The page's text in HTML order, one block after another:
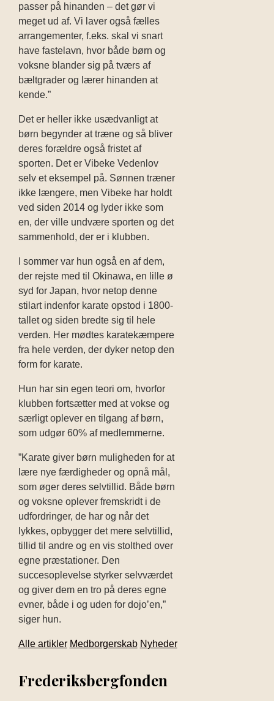
passer på hinanden – det gør vi
meget ud af. Vi laver også fælles
arrangementer, f.eks. skal vi snart
have fastelavn, hvor både børn og
voksne blander sig på tværs af
bæltgrader og lærer hinanden at
kende.”
Det er heller ikke usædvanligt at
børn begynder at træne og så bliver
deres forældre også fristet af
sporten. Det er Vibeke Vedenlov
selv et eksempel på. Sønnen træner
ikke længere, men Vibeke har holdt
ved siden 2014 og lyder ikke som
en, der ville undvære sporten og det
sammenhold, der er i klubben.
I sommer var hun også en af dem,
der rejste med til Okinawa, en lille ø
syd for Japan, hvor netop denne
stilart indenfor karate opstod i 1800-
tallet og siden bredte sig til hele
verden. Her mødtes karatekæmpere
fra hele verden, der dyker netop den
form for karate.
Hun har sin egen teori om, hvorfor
klubben fortsætter med at vokse og
særligt oplever en tilgang af børn,
som udgør 60% af medlemmerne.
”Karate giver børn muligheden for at
lære nye færdigheder og opnå mål,
som øger deres selvtillid. Både børn
og voksne oplever fremskridt i de
udfordringer, de har og når det
lykkes, opbygger det mere selvtillid,
tillid til andre og en vis stolthed over
egne præstationer. Den
succesoplevelse styrker selvværdet
og giver dem en tro på deres egne
evner, både i og uden for dojo’en,”
siger hun.
Alle artikler Medborgerskab Nyheder
Frederiksbergfonden